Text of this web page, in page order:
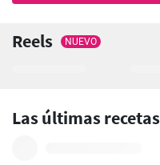
Reels NUEVO
Las últimas recetas